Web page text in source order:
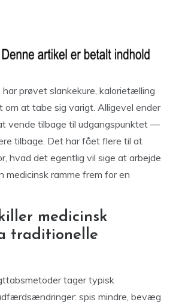
prøvet slankekure, kalorietælling
om at tabe sig varigt. Alligevel ender
vende tilbage til udgangspunktet —
tilbage. Det har fået flere til at
hvad det egentlig vil sige at arbejde
ramme frem for en
medicinsk
traditionelle
tager typisk
spis mindre, bevæg